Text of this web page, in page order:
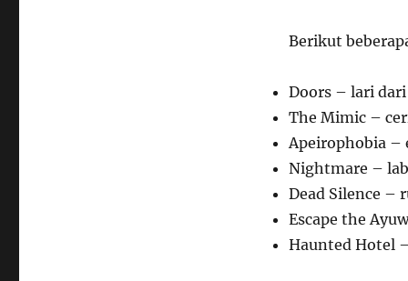
Berikut
Doors – lari
The Mimic –
Apeirophobia –
Nightmare –
Dead Silence –
Escape the
Haunted Hotel